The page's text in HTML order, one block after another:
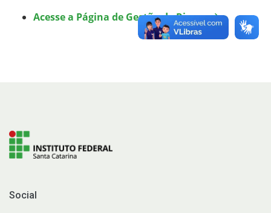
Acesse a Página de Gestão de Riscos
Social